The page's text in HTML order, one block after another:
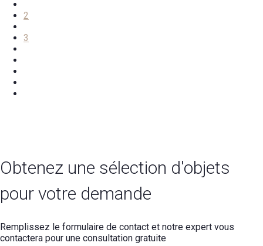
2
3
Obtenez une sélection d'objets
pour votre demande
Remplissez le formulaire de contact et notre expert vous
contactera pour une consultation gratuite